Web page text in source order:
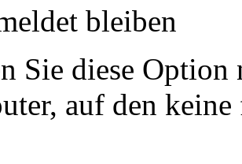
bleiben
Sie diese
auf den